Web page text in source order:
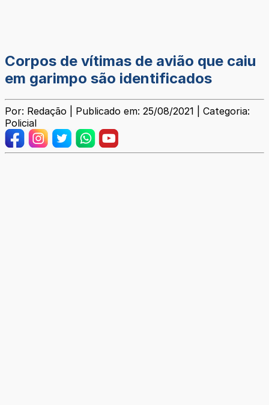
Corpos de vítimas de avião que caiu
em garimpo são identificados
Por: Redação | Publicado em: 25/08/2021 | Categoria:
Policial